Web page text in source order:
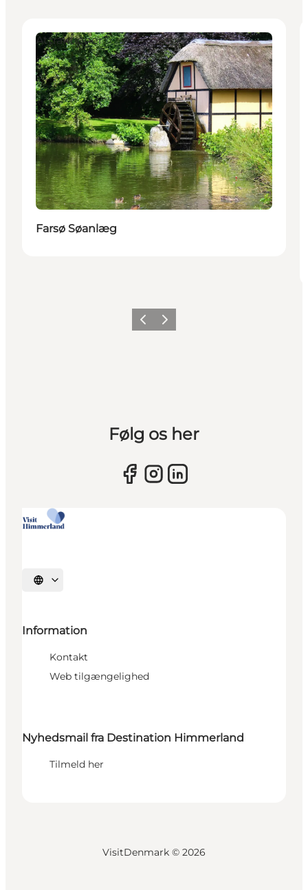
Attraktioner
Farsø Søanlæg
Forrige billede
Næste billede
Følg os her
Vælg sprog
Information
Kontakt
Web tilgængelighed
Nyhedsmail fra Destination Himmerland
Tilmeld her
VisitDenmark © 2026